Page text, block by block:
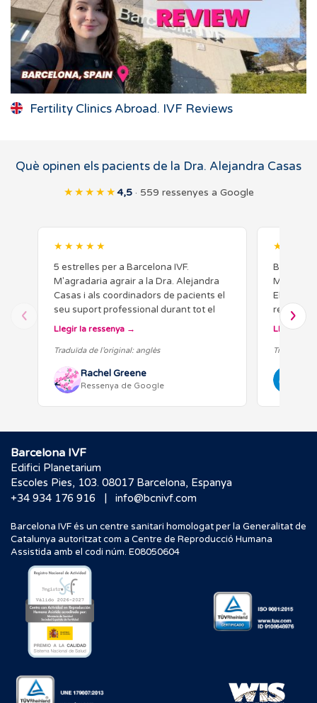
Fertility Clinics Abroad. IVF Reviews
Què opinen els pacients de la Dra. Alejandra Casas
★★★★★4,5· 559 ressenyes a Google
★★★★★
5 estrelles per a Barcelona IVF.
M'agradaria agrair a la Dra. Alejandra
Casas i als coordinadors de pacients el
seu suport professional durant tot el
meu procés de FIV. Tota la meva
Llegir la ressenya
Traduïda de l’original: anglès
Rachel Greene
Ressenya de Google
Moltes
El meu
realitat
contacte
Llegir la
Traduïda
Barcelona IVF
Edifici Planetarium
Escoles Pies, 103. 08017 Barcelona, Espanya
+34 934 176 916
| info@bcnivf.com
Barcelona IVF és un centre sanitari homologat per la Generalitat de
Catalunya autoritzat com a Centre de Reproducció Humana
Assistida amb el codi núm. E08050604